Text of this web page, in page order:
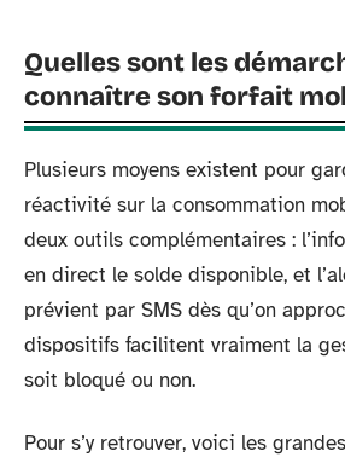
Quelles sont les
connaître son forfait
Plusieurs moyens existent pour
réactivité sur la consommation
deux outils complémentaires :
en direct le solde disponible, et
prévient par SMS dès qu’on
dispositifs facilitent vraiment la
soit bloqué ou non.
Pour s’y retrouver, voici les